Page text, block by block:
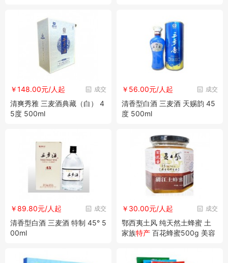
成交
￥148.00元/人起
清爽秀雅 三麦酒典藏（白） 4
5度 500ml
成交
￥56.00元/人起
清香型白酒 三麦酒 天赐韵 45
度 500ml
成交
￥89.80元/人起
清香型白酒 三麦酒 特制 45° 5
00ml
成交
￥30.00元/人起
鄂西夷土风 纯天然土蜂蜜 土
家族特产 百花蜂蜜500g 美容